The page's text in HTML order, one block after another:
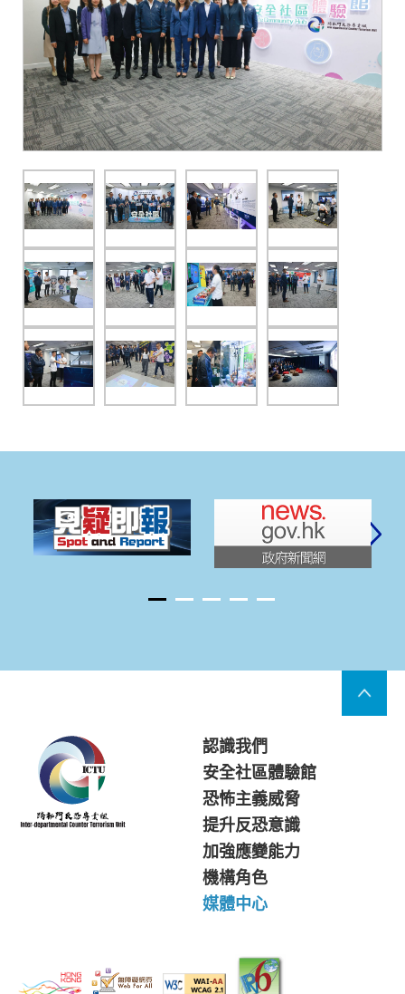
認識我們
安全社區體驗館
恐怖主義威脅
提升反恐意識
加強應變能力
機構角色
媒體中心